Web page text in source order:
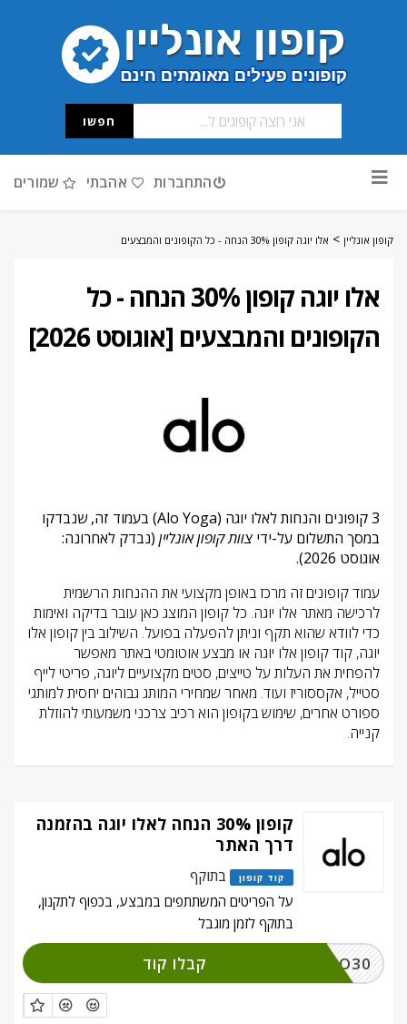
חפשו
לתוכן
שמורים אהבתי התחברות
קופון אונליין > אלו יוגה קופון 30% הנחה - כל הקופונים והמבצעים
אלו יוגה קופון 30% הנחה - כל
הקופונים והמבצעים [אוגוסט 2026]
3 קופונים והנחות לאלו יוגה (Alo Yoga) בעמוד זה, שנבדקו
במסך התשלום על-ידי צוות קופון אונליין (נבדק לאחרונה:
אוגוסט 2026).
עמוד קופונים זה מרכז באופן מקצועי את ההנחות הרשמית
לרכישה מאתר אלו יוגה. כל קופון המוצג כאן עובר בדיקה ואימות
כדי לוודא שהוא תקף וניתן להפעלה בפועל. השילוב בין קופון אלו
יוגה, קוד קופון אלו יוגה או מבצע אוטומטי באתר מאפשר
להפחית את העלות על טייצים, סטים מקצועיים ליוגה, פריטי לייף
סטייל, אקססוריז ועוד. מאחר שמחירי המותג גבוהים יחסית למותגי
ספורט אחרים, שימוש בקופון הוא רכיב צרכני משמעותי להוזלת
קנייה.
קופון 30% הנחה לאלו יוגה בהזמנה
דרך האתר
קוד קופון
בתוקף
על הפריטים המשתתפים במבצע, בכפוף לתקנון,
בתוקף לזמן מוגבל
ALO30 קבלו קוד